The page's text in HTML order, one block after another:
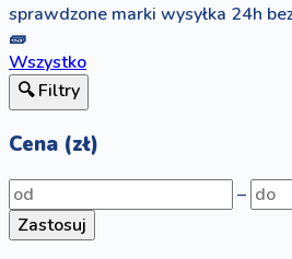
sprawdzone marki wysyłka 24h
🧱
Wszystko
🔍 Filtry
Cena (zł)
–
Zastosuj